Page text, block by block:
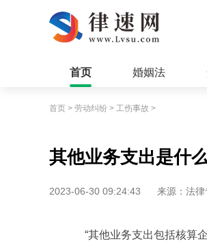
首页 婚姻法
首页 > 劳动纠纷 > 工伤事故 >
其他业务支出是什
2023-06-30 09:24:43 来源：法律
“其他业务支出包括核算